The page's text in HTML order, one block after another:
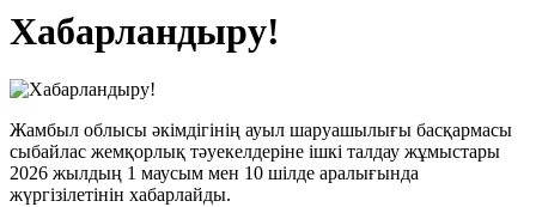
Хабарландыру!
Жамбыл облысы әкімдігінің ауыл шаруашылығы басқармасы
сыбайлас жемқорлық тәуекелдеріне ішкі талдау жұмыстары
2026 жылдың 1 маусым мен 10 шілде аралығында
жүргізілетінін хабарлайды.